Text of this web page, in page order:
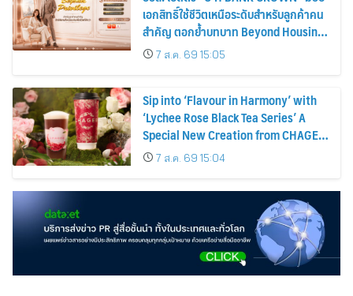
เอกสิทธิ์ใช้ชีวิตเหนือระดับสำหรับลูกค้าคน
สำคัญ ตอกย้ำบทบาท Beyond Housing
Bank7 ส.ค. 69 15:05
Sip into ‘Flavour in Harmony’ with
‘Lychee Rose Black Tea Series’ A
Special New Creation from CHAGEE,
Exclusively for Thailand
7 ส.ค. 69 15:04